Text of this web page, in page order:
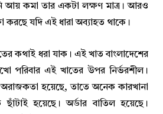
আয় কমা তার একটা লক্ষণ মাত্র। আরও
করছে যদি এই ধারা অব্যাহত থাকে।
কথাই ধরা যাক। এই খাত বাংলাদেশের
পরিবার এই খাতের উপর নির্ভরশীল।
হয়েছে, তাতে অনেক কারখানা
হয়েছে। অর্ডার বাতিল হয়েছে।